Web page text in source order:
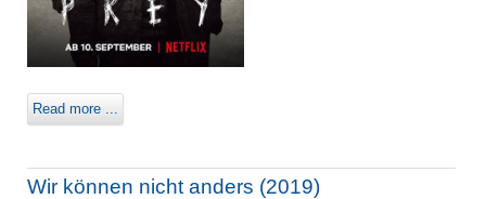
Read more ...
Wir können nicht anders (2019)